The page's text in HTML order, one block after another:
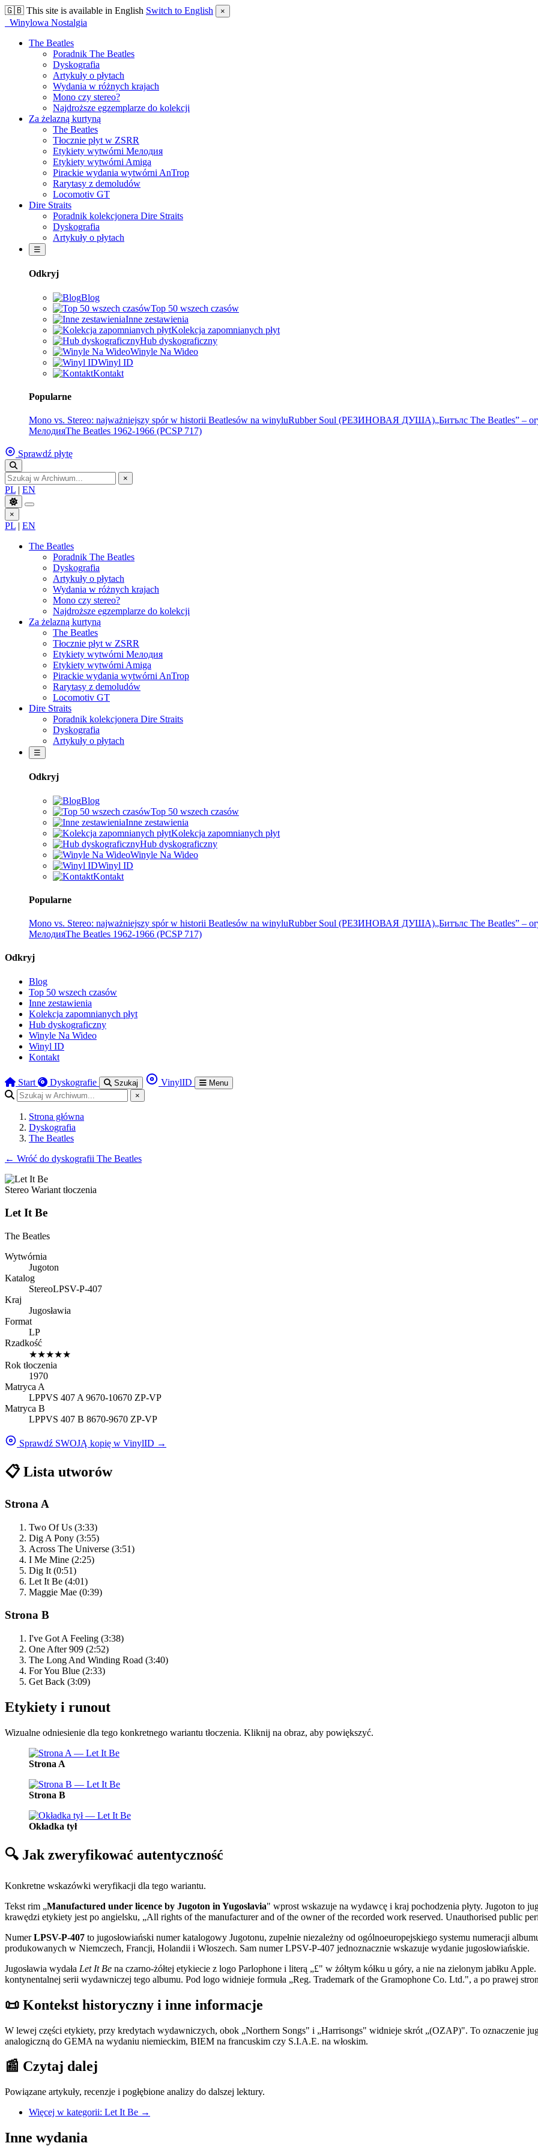
🇬🇧 This site is available in English Switch to English ×
Winylowa Nostalgia
The Beatles
Poradnik The Beatles
Dyskografia
Artykuły o płytach
Wydania w różnych krajach
Mono czy stereo?
Najdroższe egzemplarze do kolekcji
Za żelazną kurtyną
The Beatles
Tłocznie płyt w ZSRR
Etykiety wytwórni Мелодия
Etykiety wytwórni Amiga
Pirackie wydania wytwórni AnTrop
Rarytasy z demoludów
Locomotiv GT
Dire Straits
Poradnik kolekcjonera Dire Straits
Dyskografia
Artykuły o płytach
☰
Odkryj
Blog
Top 50 wszech czasów
Inne zestawienia
Kolekcja zapomnianych płyt
Hub dyskograficzny
Winyle Na Wideo
Winyl ID
Kontakt
Popularne
Mono vs. Stereo: najważniejszy spór w historii Beatlesów na winyluRubber Soul (РЕЗИНОВАЯ ДУША)„Битълс The Beatles” –
МелодияThe Beatles 1962-1966 (PCSP 717)
Sprawdź płytę
×
PL | EN
×
PL | EN
The Beatles
Poradnik The Beatles
Dyskografia
Artykuły o płytach
Wydania w różnych krajach
Mono czy stereo?
Najdroższe egzemplarze do kolekcji
Za żelazną kurtyną
The Beatles
Tłocznie płyt w ZSRR
Etykiety wytwórni Мелодия
Etykiety wytwórni Amiga
Pirackie wydania wytwórni AnTrop
Rarytasy z demoludów
Locomotiv GT
Dire Straits
Poradnik kolekcjonera Dire Straits
Dyskografia
Artykuły o płytach
☰
Odkryj
Blog
Top 50 wszech czasów
Inne zestawienia
Kolekcja zapomnianych płyt
Hub dyskograficzny
Winyle Na Wideo
Winyl ID
Kontakt
Popularne
Mono vs. Stereo: najważniejszy spór w historii Beatlesów na winyluRubber Soul (РЕЗИНОВАЯ ДУША)„Битълс The Beatles” –
МелодияThe Beatles 1962-1966 (PCSP 717)
Odkryj
Blog
Top 50 wszech czasów
Inne zestawienia
Kolekcja zapomnianych płyt
Hub dyskograficzny
Winyle Na Wideo
Winyl ID
Kontakt
Start Dyskografie Szukaj VinylID
Menu
×
Strona główna
Dyskografia
The Beatles
← Wróć do dyskografii The Beatles
Stereo Wariant tłoczenia
Let It Be
The Beatles
Wytwórnia
Jugoton
Katalog
StereoLPSV-P-407
Kraj
Jugosławia
Format
LP
Rzadkość
★★★★★
Rok tłoczenia
1970
Matryca A
LPPVS 407 A 9670-10670 ZP-VP
Matryca B
LPPVS 407 B 8670-9670 ZP-VP
Sprawdź SWOJĄ kopię w VinylID →
📋Lista utworów
Strona A
Two Of Us (3:33)
Dig A Pony (3:55)
Across The Universe (3:51)
I Me Mine (2:25)
Dig It (0:51)
Let It Be (4:01)
Maggie Mae (0:39)
Strona B
I've Got A Feeling (3:38)
One After 909 (2:52)
The Long And Winding Road (3:40)
For You Blue (2:33)
Get Back (3:09)
Etykiety i runout
Wizualne odniesienie dla tego konkretnego wariantu tłoczenia. Kliknij na obraz, aby powiększyć.
Strona A
Strona B
Okładka tył
🔍 Jak zweryfikować autentyczność
Konkretne wskazówki weryfikacji dla tego wariantu.
Tekst rim „Manufactured under licence by Jugoton in Yugoslavia" wprost wskazuje na wydawcę i kraj pochodzenia płyty. Jugoton to
krawędzi etykiety jest po angielsku, „All rights of the manufacturer and of the owner of the recorded work reserved. Unauthorised public
NumerLPSV-P-407 to jugosłowiański numer katalogowy Jugotonu, zupełnie niezależny od ogólnoeuropejskiego systemu numeracji
produkowanych w Niemczech, Francji, Holandii i Włoszech. Sam numer LPSV-P-407 jednoznacznie wskazuje wydanie jugosłowiańskie.
Jugosławia wydała Let It Be na czarno-żółtej etykiecie z logo Parlophone i literą „£" w żółtym kółku u góry, a nie na zielonym jabłku
kontynentalnej serii wydawniczej tego albumu. Pod logo widnieje formuła „Reg. Trademark of the Gramophone Co. Ltd.", a po prawej
📜 Kontekst historyczny i inne informacje
W lewej części etykiety, przy kredytach wydawniczych, obok „Northern Songs" i „Harrisongs" widnieje skrót „(OZAP)". To oznaczenie
analogiczną do GEMA na wydaniu niemieckim, BIEM na francuskim czy S.I.A.E. na włoskim.
📰 Czytaj dalej
Powiązane artykuły, recenzje i pogłębione analizy do dalszej lektury.
Więcej w kategorii: Let It Be →
Inne wydania